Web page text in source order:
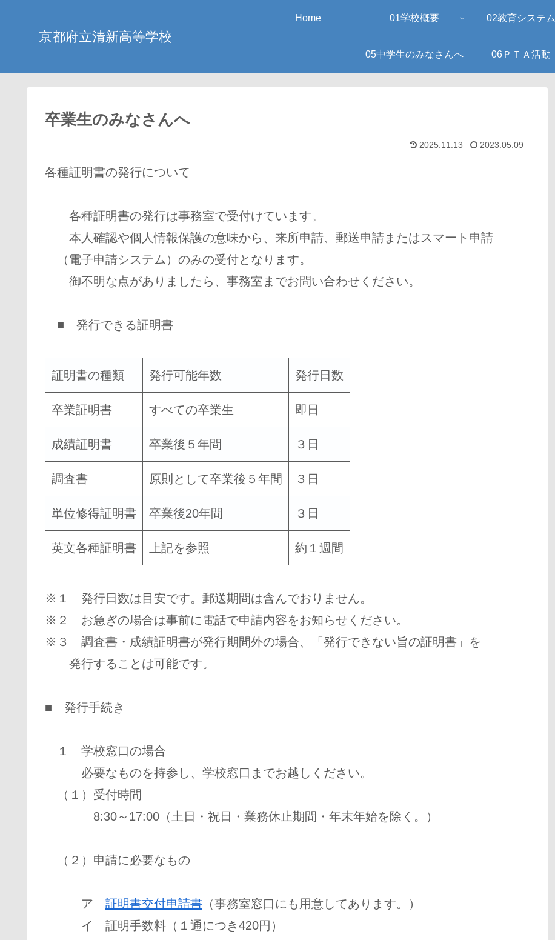
京都府立清新高等学校
Home 01学校概要 02教育システム
05中学生のみなさんへ 06ＰＴＡ活動
卒業生のみなさんへ
2025.11.13 2023.05.09
各種証明書の発行について
各種証明書の発行は事務室で受付けています。
本人確認や個人情報保護の意味から、来所申請、郵送申請またはスマート申請
（電子申請システム）のみの受付となります。
御不明な点がありましたら、事務室までお問い合わせください。
■ 発行できる証明書
証明書の種類 発行可能年数 発行日数
卒業証明書 すべての卒業生 即日
成績証明書 卒業後５年間 ３日
調査書 原則として卒業後５年間 ３日
単位修得証明書 卒業後20年間 ３日
英文各種証明書 上記を参照 約１週間
※１ 発行日数は目安です。郵送期間は含んでおりません。
※２ お急ぎの場合は事前に電話で申請内容をお知らせください。
※３ 調査書・成績証明書が発行期間外の場合、「発行できない旨の証明書」を
発行することは可能です。
■ 発行手続き
１ 学校窓口の場合
必要なものを持参し、学校窓口までお越しください。
（１）受付時間
8:30～17:00（土日・祝日・業務休止期間・年末年始を除く。）
（２）申請に必要なもの
ア 証明書交付申請書 （事務室窓口にも用意してあります。）
イ 証明手数料（１通につき420円）